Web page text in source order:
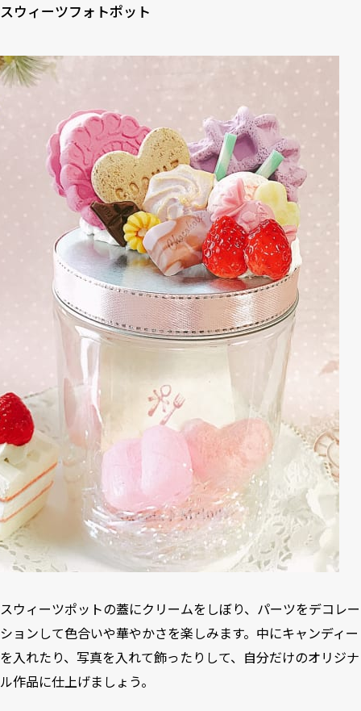
スウィーツフォトポット
スウィーツポットの蓋にクリームをしぼり、パーツをデコレー
ションして色合いや華やかさを楽しみます。中にキャンディー
を入れたり、写真を入れて飾ったりして、自分だけのオリジナ
ル作品に仕上げましょう。